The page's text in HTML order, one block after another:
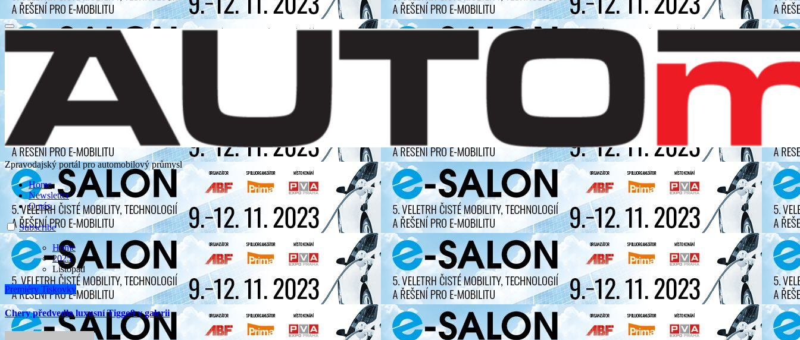
Zpravodajský portál pro automobilový průmysl
Home
Newsletter
O nás
Subscribe
Home
2025
Listopad
Premiéry Tiskovky
Chery předvedlo luxusní Tiggo9 v galerii